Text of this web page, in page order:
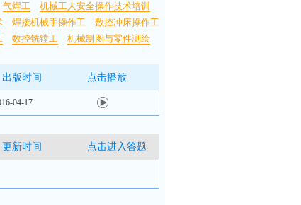
气焊工
机械工人安全操作技术培训
焊接机械手操作工
数控冲床操作工
数控铣镗工 机械制图与零件测绘
出版时间 点击播放
04-17
更新时间 点击进入答题